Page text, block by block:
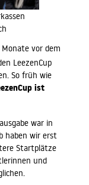
vor dem
LeezenCup
So früh wie
ist
war in
haben wir erst
Startplätze
und